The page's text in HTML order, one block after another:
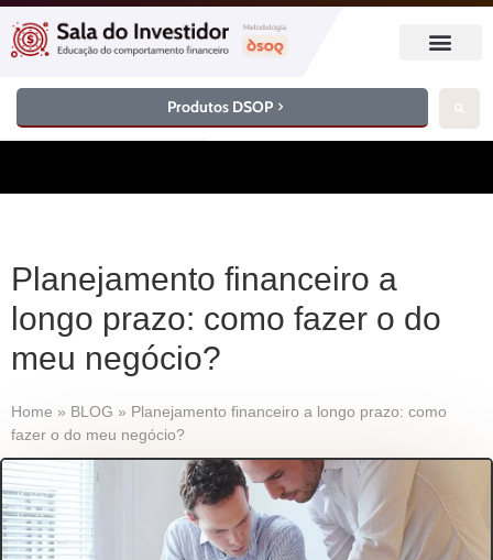
Produtos DSOP
Planejamento financeiro a
longo prazo: como fazer o do
meu negócio?
Home » BLOG » Planejamento financeiro a longo prazo: como
fazer o do meu negócio?